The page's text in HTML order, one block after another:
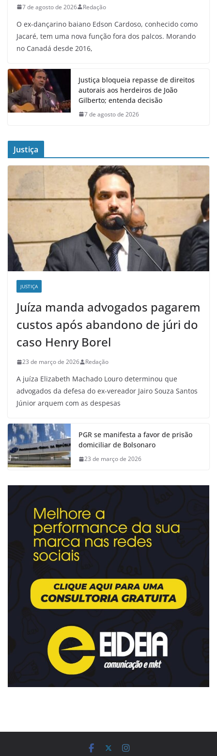
7 de agosto de 2026 Redação
O ex-dançarino baiano Edson Cardoso, conhecido como
Jacaré, tem uma nova função fora dos palcos. Morando
no Canadá desde 2016,
Justiça bloqueia repasse de direitos
autorais aos herdeiros de João
Gilberto; entenda decisão
7 de agosto de 2026
Justiça
JUSTIÇA
Juíza manda advogados pagarem
custos após abandono de júri do
caso Henry Borel
23 de março de 2026 Redação
A juíza Elizabeth Machado Louro determinou que
advogados da defesa do ex-vereador Jairo Souza Santos
Júnior arquem com as despesas
PGR se manifesta a favor de prisão
domiciliar de Bolsonaro
23 de março de 2026